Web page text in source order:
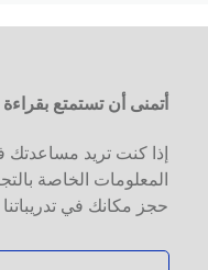
أتمنى أن تستمتع بقراءة
إذا كنت تريد مساعدتك
المعلومات الخاصة
حجز مكانك في تدريباتنا